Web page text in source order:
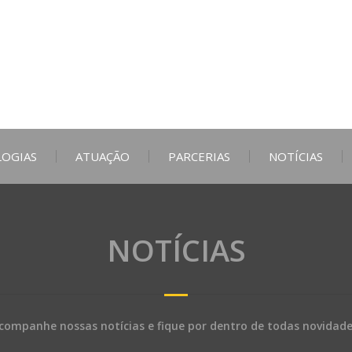
NOTÍCIAS
nossas notícias e fique por dentro de todas